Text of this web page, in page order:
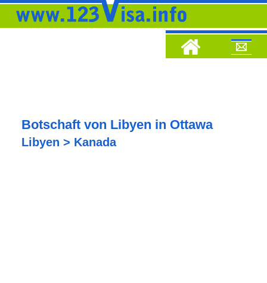
Botschaft von Libyen in Ottawa
Libyen > Kanada